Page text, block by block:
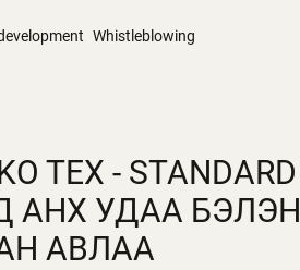
Whistleblowing
TEX - STANDARD
АНХ УДАА БЭЛЭН
АВЛАА